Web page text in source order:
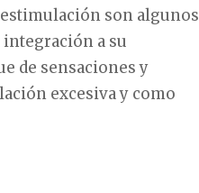
estimulación son algunos
a su
de sensaciones y
excesiva y como